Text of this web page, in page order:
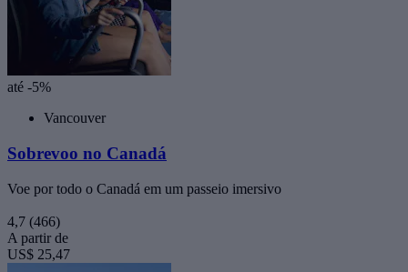
até -5%
Vancouver
Sobrevoo no Canadá
Voe por todo o Canadá em um passeio imersivo
4,7 (466)
A partir de
US$ 25,47